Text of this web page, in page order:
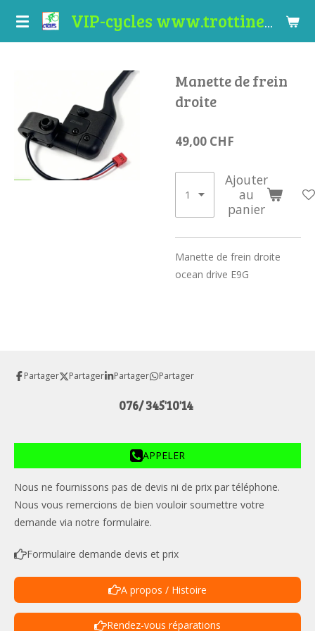
Passer
VIP-cycles www.trottinettes-valais.ch
Manette de frein
droite
49,00 CHF
Ajouter
au
panier
Manette de frein droite
ocean drive E9G
Partager Partager Partager Partager
076/ 345'10'14
APPELER
Nous ne fournissons pas de devis ni de prix par téléphone.
Nous vous remercions de bien vouloir soumettre votre
demande via notre formulaire.
Formulaire demande devis et prix
A propos / Histoire
Rendez-vous réparations